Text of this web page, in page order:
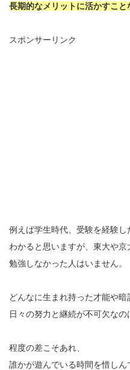
長期的なメリットに活かすこと
スポンサーリンク
例えば学生時代、受験を経験し
わかると思いますが、東大や京
勉強しなかった人はいません。
どんなに生まれ持った才能や暗
日々の努力と継続が不可欠なの
程度の差こそあれ、
誰かが遊んでいる時間を惜しん